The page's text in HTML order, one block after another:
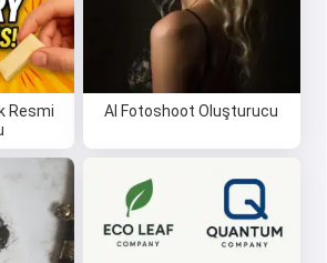
Resmi
AI Fotoshoot Oluşturucu